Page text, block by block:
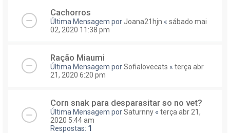
Cachorros
Última Mensagem por Joana21hjn « sábado mai
02, 2020 11:38 pm
Ração Miaumi
Última Mensagem porSofialovecats « terça abr
21, 2020 6:20 pm
Corn snak para desparasitar so no vet?
Última Mensagem porSaturnny « terça abr 21,
2020 5:44 am
Respostas: 1